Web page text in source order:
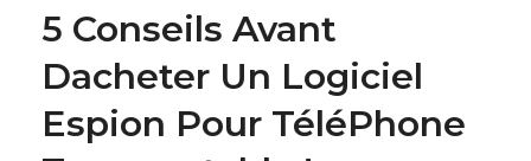
5 Conseils Avant
Dacheter Un Logiciel
Espion Pour TéléPhone